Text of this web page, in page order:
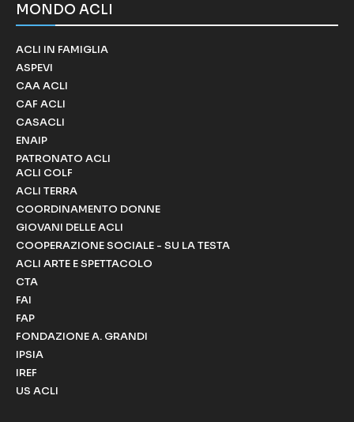
MONDO ACLI
ACLI IN FAMIGLIA
ASPEVI
CAA ACLI
CAF ACLI
CASACLI
ENAIP
PATRONATO ACLI
ACLI COLF
ACLI TERRA
COORDINAMENTO DONNE
GIOVANI DELLE ACLI
COOPERAZIONE SOCIALE - SU LA TESTA
ACLI ARTE E SPETTACOLO
CTA
FAI
FAP
FONDAZIONE A. GRANDI
IPSIA
IREF
US ACLI